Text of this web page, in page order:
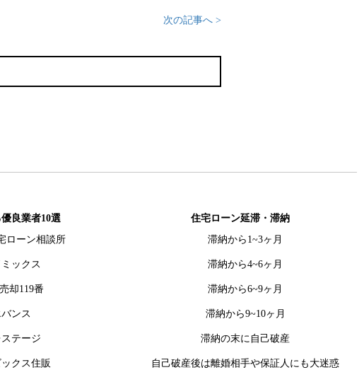
次の記事へ >
良業者10選
ローン相談所
ックス
却119番
ンス
テージ
クス住販
住宅ローン延滞・滞納
滞納から1~3ヶ月
滞納から4~6ヶ月
滞納から6~9ヶ月
滞納から9~10ヶ月
滞納の末に自己破産
自己破産後は離婚相手や保証人にも大迷惑